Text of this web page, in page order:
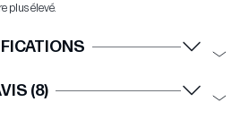
plus élevé.
(8)